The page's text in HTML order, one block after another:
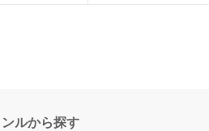
ルから探す